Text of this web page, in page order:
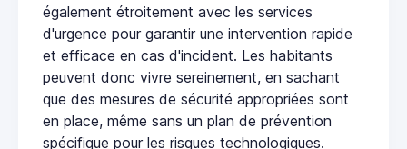
également étroitement avec les services
d'urgence pour garantir une intervention rapide
et efficace en cas d'incident. Les habitants
peuvent donc vivre sereinement, en sachant
que des mesures de sécurité appropriées sont
en place, même sans un plan de prévention
spécifique pour les risques technologiques.